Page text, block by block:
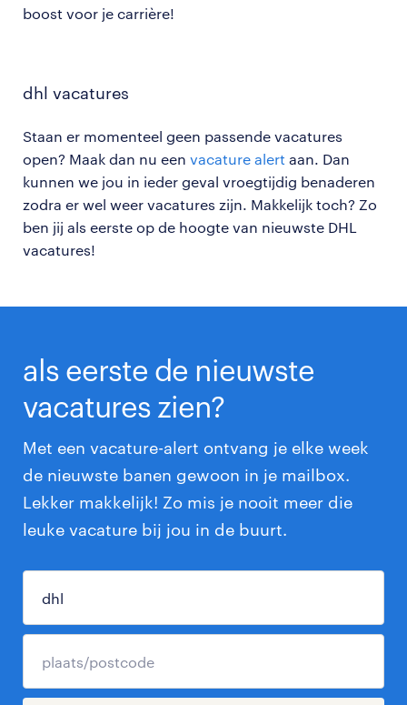
boost voor je carrière!
dhl vacatures
Staan er momenteel geen passende vacatures
open? Maak dan nu een vacature alert aan. Dan
kunnen we jou in ieder geval vroegtijdig benaderen
zodra er wel weer vacatures zijn. Makkelijk toch? Zo
ben jij als eerste op de hoogte van nieuwste DHL
vacatures!
als eerste de nieuwste
vacatures zien?
Met een vacature-alert ontvang je elke week
de nieuwste banen gewoon in je mailbox.
Lekker makkelijk! Zo mis je nooit meer die
leuke vacature bij jou in de buurt.